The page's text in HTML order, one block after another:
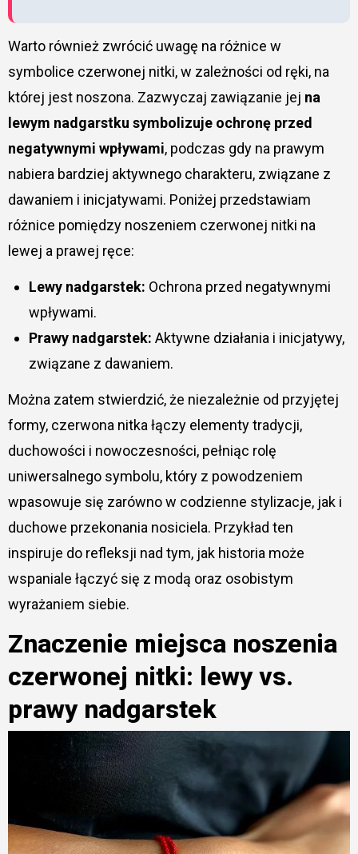
Warto również zwrócić uwagę na różnice w
symbolice czerwonej nitki, w zależności od ręki, na
której jest noszona. Zazwyczaj zawiązanie jej na
lewym nadgarstku symbolizuje ochronę przed
negatywnymi wpływami, podczas gdy na prawym
nabiera bardziej aktywnego charakteru, związane z
dawaniem i inicjatywami. Poniżej przedstawiam
różnice pomiędzy noszeniem czerwonej nitki na
lewej a prawej ręce:
Lewy nadgarstek: Ochrona przed negatywnymi
wpływami.
Prawy nadgarstek: Aktywne działania i inicjatywy,
związane z dawaniem.
Można zatem stwierdzić, że niezależnie od przyjętej
formy, czerwona nitka łączy elementy tradycji,
duchowości i nowoczesności, pełniąc rolę
uniwersalnego symbolu, który z powodzeniem
wpasowuje się zarówno w codzienne stylizacje, jak i
duchowe przekonania nosiciela. Przykład ten
inspiruje do refleksji nad tym, jak historia może
wspaniale łączyć się z modą oraz osobistym
wyrażaniem siebie.
Znaczenie miejsca noszenia
czerwonej nitki: lewy vs.
prawy nadgarstek